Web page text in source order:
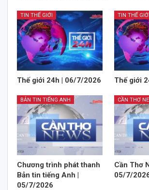
TIN THẾ GIỚI
Thế giới 24h | 06/7/2026
TIN THẾ GIỚI
Thế giới
BẢN TIN TIẾNG ANH
Chương trình phát thanh
Bản tin tiếng Anh |
05/7/2026
CẦN THƠ
Cần Thơ
05/7/